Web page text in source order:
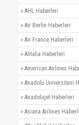
» AHL Haberleri
» Air Berlin Haberleri
» Air France Haberleri
» Alitalia Haberleri
» American Airlines
» Anadolu Üniversitesi
» Anadolujet Haberleri
» Asiana Airlines